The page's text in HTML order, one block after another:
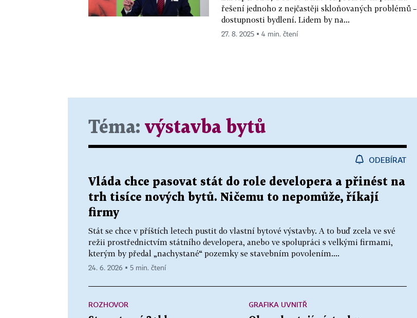
řešení jednoho z nejčastěji skloňovaných problémů –
dostupnosti bydlení. Lidem by na...
27. 8. 2025 ▪ 4 min. čtení
Téma: výstavba bytů
ODEBÍRAT
Vláda chce pasovat stát do role developera a přinést na
trh tisíce nových bytů. Ničemu to nepomůže, říkají
firmy
Stát se chce v příštích letech pustit do vlastní bytové výstavby. A to buď zcela ve své
režii prostřednictvím státního developera, anebo ve spolupráci s velkými firmami,
kterým by předal „nachystané“ pozemky se stavebním povolením....
24. 6. 2026 ▪ 5 min. čtení
ROZHOVOR
GRAFIKA UVNITŘ